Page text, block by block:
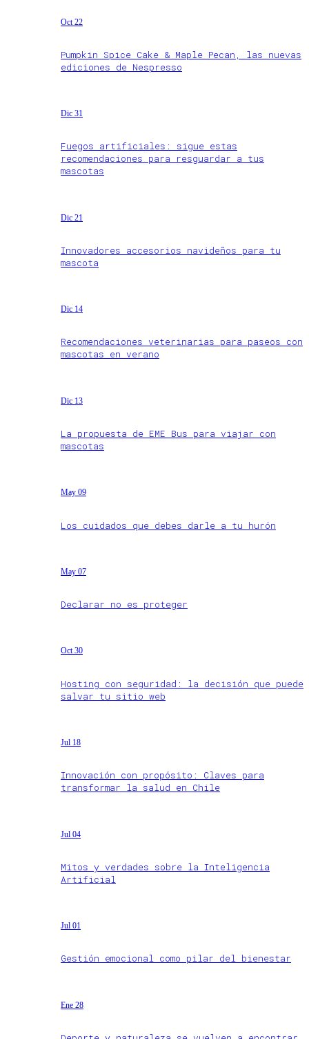
Oct 22
Pumpkin Spice Cake & Maple Pecan, las nuevas
ediciones de Nespresso
Dic 31
Fuegos artificiales: sigue estas
recomendaciones para resguardar a tus
mascotas
Dic 21
Innovadores accesorios navideños para tu
mascota
Dic 14
Recomendaciones veterinarias para paseos con
mascotas en verano
Dic 13
La propuesta de EME Bus para viajar con
mascotas
May 09
Los cuidados que debes darle a tu hurón
May 07
Declarar no es proteger
Oct 30
Hosting con seguridad: la decisión que puede
salvar tu sitio web
Jul 18
Innovación con propósito: Claves para
transformar la salud en Chile
Jul 04
Mitos y verdades sobre la Inteligencia
Artificial
Jul 01
Gestión emocional como pilar del bienestar
Ene 28